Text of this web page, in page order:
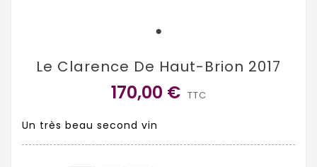
Le Clarence De Haut-Brion 2017
170,00 € TTC
Un très beau second vin